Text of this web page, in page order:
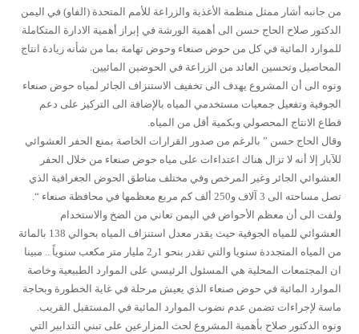
من جانبه أشار ممثل منظمة الأغذية والزراعة للأمم المتحدة (الفاو) في اليمن
الدكتور صلاح الحاج حسن الى أهمية الورشة في إبراز أهمية الادارة المتكاملة
للموارد المائية في كل من حوض صنعاء وحوض تهامة بما من شأنه زيادة انتاج
المحاصيل وتحسين العائد من الزراعة في الحوضين المائيين.
ونوه الى أن المشروع يهدف الى تخفيف الاستنزاف الجائر لمياه حوض صنعاء
الجوفية وتفعيل جمعيات مستخدمي المياه بالإضافة الى التركيز على دعم
قطاع الانتاج المحصولي وبكمية أقل من المياه.
وقال الحاج حسن ” بالرغم من صدور القرارات الخاصة بمنع الحفر العشوائي
للآبار إلا أنه لا تزال هناك اعتداءات على مياه حوض صنعاء من خلال الحفر
العشوائي الجائر وغير المرخص وفي مختلف مناطق الحوض الجغرافية الذي
تصل مساحته الى 3 آلاف و250 ألف كم مربع معظمها في محافظة صنعاء “.
ولفت الى أن معظم الأحواض في اليمن تعاني من الضخ والاستخدام
العشوائي للمياه الجوفية حيث يقدر معدل استنزاف المياه بحوالي 138 بالمائة
من المياه المتجددة سنويا والتي تقدر بنحو 1ر2 مليار متر مكعب سنوياً .. مبينا
ان المجتمعات المحلية هي المسئول الرئيسي على الموارد الطبيعية وخاصة
الموارد المائية في حوض صنعاء الذي يعيش مرحلة في غاية الخطورة وبحاجة
ماسة لإجراءات تضمن عدم نضوب الموارد المائية في المستقبل القريب.
ونوه الدكتور صلاح بأهمية المشروع لحث المزارعين على تبني التدابير التي